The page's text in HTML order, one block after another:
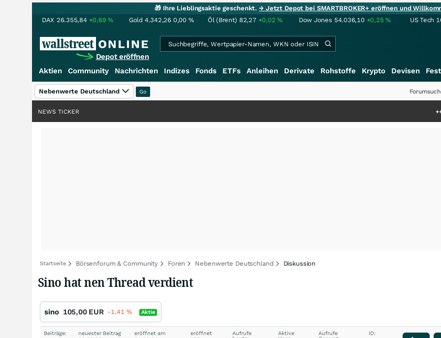
🎁 Ihre Lieblingsaktie geschenkt.→ Jetzt Depot bei SMARTBROKER+ eröffnen und
DAX 26.355,84 +0,69% Gold 4.342,26 0,00 % Öl (Brent) 82,27 +0,02% Dow Jones 54.036,10 +0,25% US Tech
Depot eröffnen
Aktien Community Nachrichten Indizes Fonds ETFs Anleihen Derivate Rohstoffe Krypto Devisen
Nebenwerte Deutschland
Saga
NEWS TICKER
Startseite Börsenforum & Community Foren Nebenwerte Deutschland Diskussion
Sino hat nen Thread verdient
sino 105,00 EUR -1,41 % Aktie
Beiträge:
neuester Beitrag
eröffnet am
eröffnet
Aufrufe
Aktive
Aufrufe
ID: